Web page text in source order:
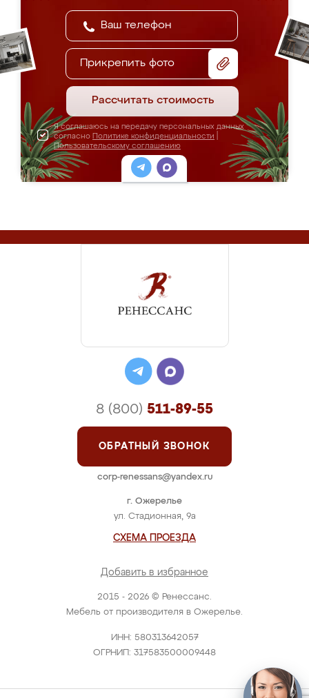
Прикрепить фото
Рассчитать стоимость
Я соглашаюсь на передачу персональных данных
согласно Политике конфиденциальности
Пользовательскому соглашению
2015 - 2026 © Ренессанс.
Мебель от производителя в Ожерелье.
ИНН: 580313642057
ОГРНИП: 317583500009448
г. Ожерелье
ул. Стадионная, 9а
СХЕМА ПРОЕЗДА
Добавить в избранное
8 (800) 511-89-55
ОБРАТНЫЙ ЗВОНОК
corp-renessans@yandex.ru